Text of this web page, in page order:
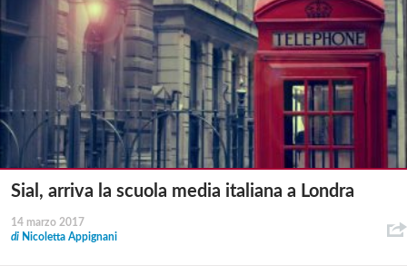
Sial, arriva la scuola media italiana a Londra
14 marzo 2017
di Nicoletta Appignani